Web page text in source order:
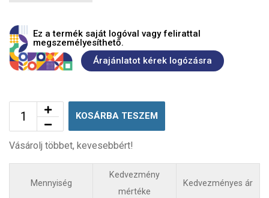
Ez a termék saját logóval vagy felirattal
megszemélyesíthető.
Árajánlatot kérek logózásra
KOSÁRBA TESZEM
Vásárolj többet, kevesebbért!
Mennyiség
Kedvezmény
mértéke
Kedvezményes ár